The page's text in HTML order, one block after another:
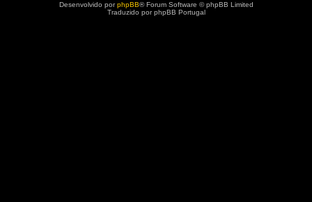
Desenvolvido porphpBB® Forum Software © phpBB Limited
Traduzido por phpBB Portugal